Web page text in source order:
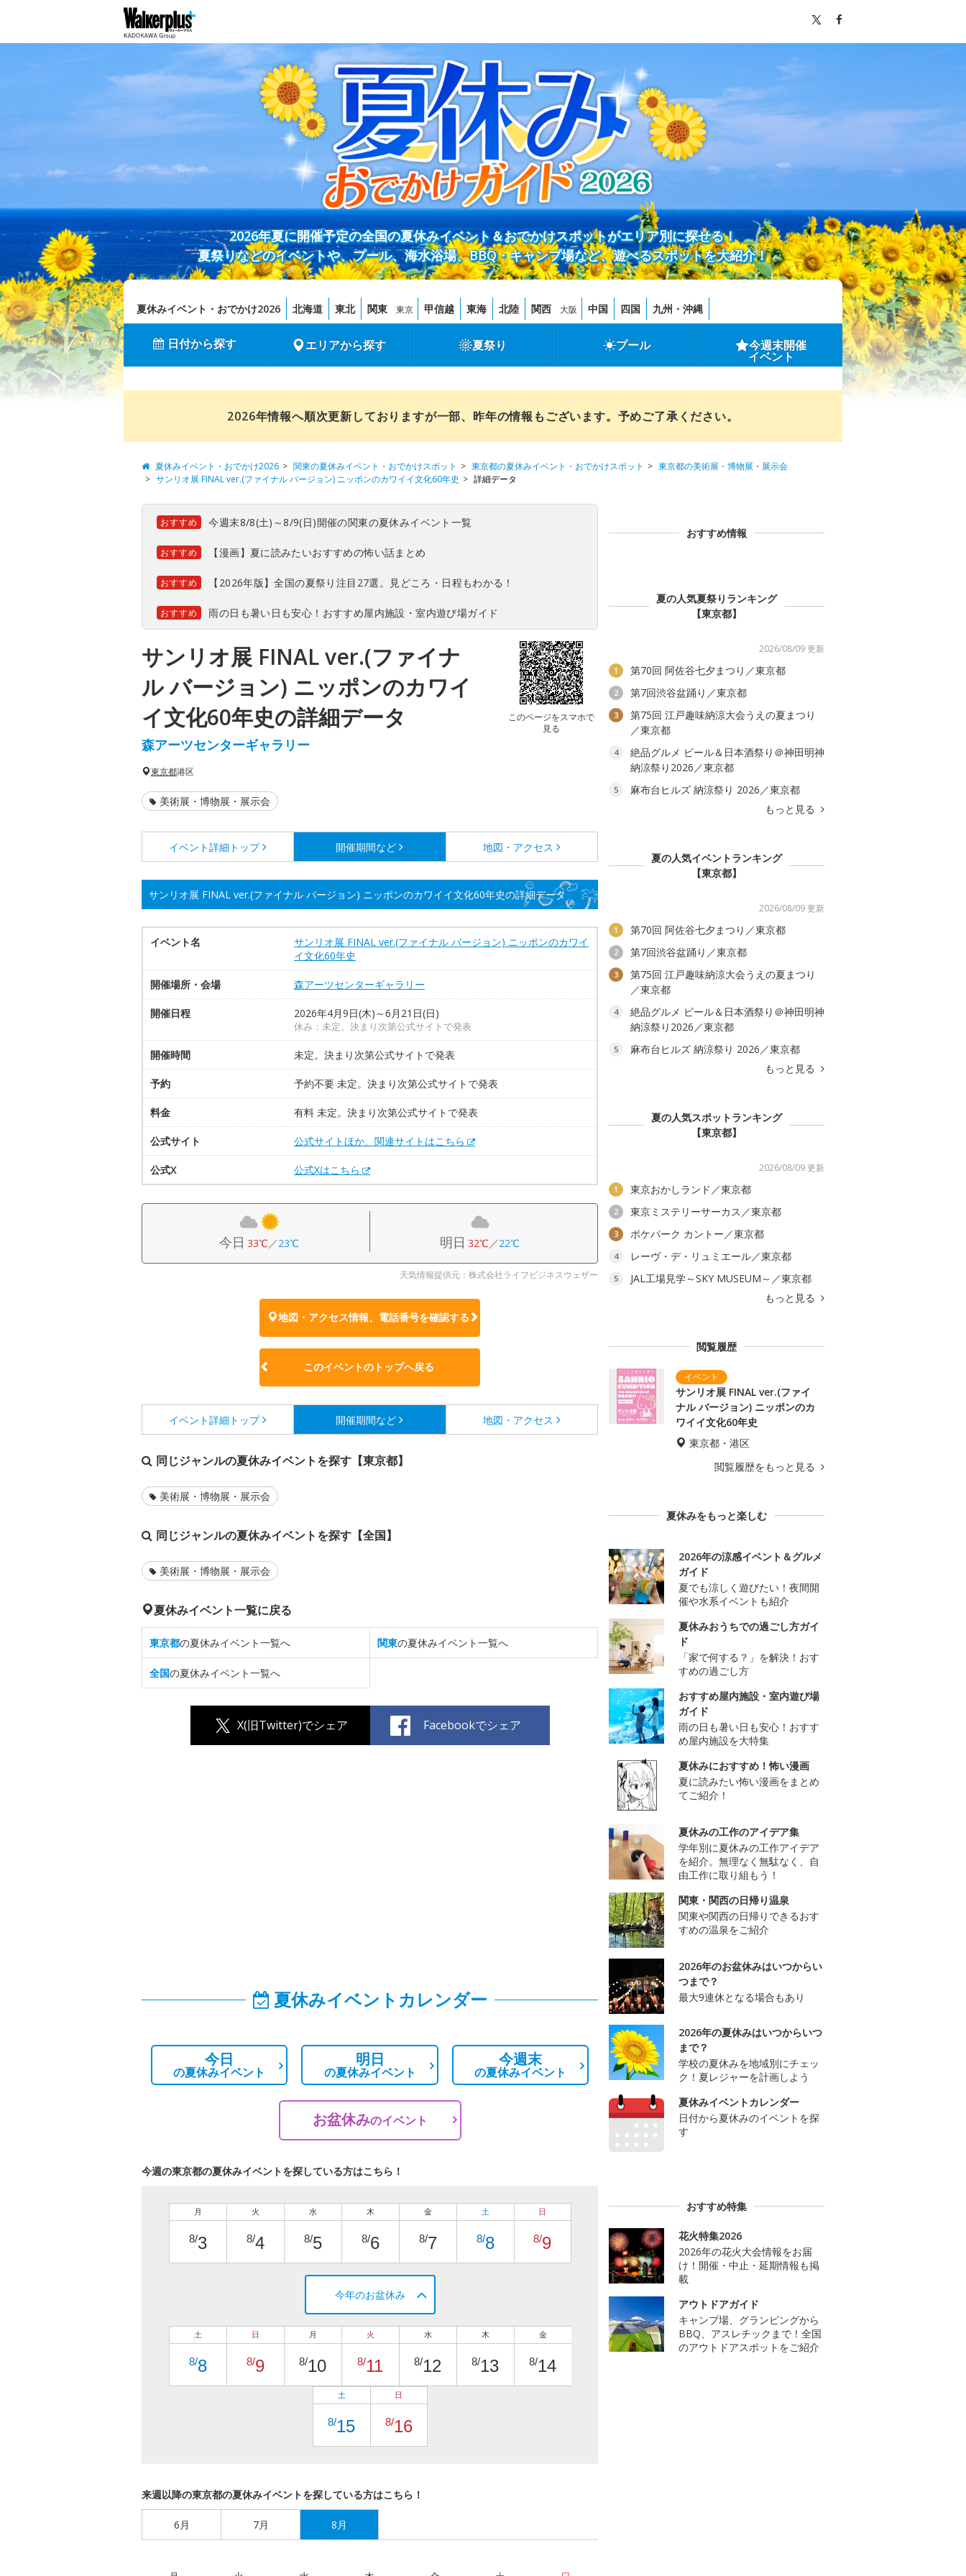
2026年夏に開催予定の全国の夏休みイベント＆おでかけスポットがエリア別に探せる！
夏祭りなどのイベントや、プール、海水浴場、BBQ・キャンプ場など、遊べるスポットを大紹介！
夏休みイベント・おでかけ2026 北海道 東北 関東 東京 甲信越 東海 北陸 関西 大阪 中国 四国 九州・沖縄
日付から探す エリアから探す 夏祭り プール 今週末開催
イベント
2026年情報へ順次更新しておりますが一部、昨年の情報もございます。予めご了承ください。
夏休みイベント・おでかけ2026 関東の夏休みイベント・おでかけスポット 東京都の夏休みイベント・おでかけスポット
東京都の美術展・博物展・展示会
サンリオ展 FINAL ver.(ファイナル バージョン) ニッポンのカワイイ文化60年史
詳細データ
おすすめ 今週末8/8(土)～8/9(日)開催の関東の夏休みイベント一覧
おすすめ 【漫画】夏に読みたいおすすめの怖い話まとめ
おすすめ 【2026年版】全国の夏祭り注目27選。見どころ・日程もわかる！
おすすめ 雨の日も暑い日も安心！おすすめ屋内施設・室内遊び場ガイド
サンリオ展 FINAL ver.(ファイナ
ル バージョン) ニッポンのカワイ
イ文化60年史の詳細データ
森アーツセンターギャラリー
このページをスマホで
見る
東京都港区
美術展・博物展・展示会
イベント詳細 トップ 開催期間など 地図・アクセス
サンリオ展 FINAL ver.(ファイナル バージョン) ニッポンのカワイイ文化60年史の詳細データ
イベント名
サンリオ展 FINAL ver.(ファイナル バージョン) ニッポンのカワイ
イ文化60年史
開催場所・会場 森アーツセンターギャラリー
開催日程 2026年4月9日(木)～6月21日(日)
休み：未定。決まり次第公式サイトで発表
開催時間 未定。決まり次第公式サイトで発表
予約 予約不要 未定。決まり次第公式サイトで発表
料金 有料 未定。決まり次第公式サイトで発表
公式サイト 公式サイトほか、関連サイトはこちら
公式X 公式Xはこちら
今日 33℃／23℃ 明日 32℃／22℃
天気情報提供元：株式会社ライフビジネスウェザー
地図・アクセス情報、電話番号を確認する
このイベントのトップへ戻る
イベント詳細 トップ 開催期間など 地図・アクセス
同じジャンルの夏休みイベントを探す【東京都】
美術展・博物展・展示会
同じジャンルの夏休みイベントを探す【全国】
美術展・博物展・展示会
夏休みイベント一覧に戻る
東京都の夏休みイベント一覧へ 関東の夏休みイベント一覧へ
全国の夏休みイベント一覧へ
X(旧Twitter)でシェア Facebookでシェア
夏休みイベントカレンダー
今日
の夏休みイベント
明日
の夏休みイベント
今週末
の夏休みイベント
お盆休みのイベント
今週の東京都の夏休みイベントを探している方はこちら！
月
8/3
火
8/4
水
8/5
木
8/6
金
8/7
土
8/8
日
8/9
今年のお盆休み
土
8/8
日
8/9
月
8/10
火
8/11
水
8/12
木
8/13
金
8/14
土
8/15
日
8/16
来週以降の東京都の夏休みイベントを探している方はこちら！
6月 7月 8月
おすすめ情報
夏の人気夏祭りランキング
【東京都】
2026/08/09 更新
1 第70回 阿佐谷七夕まつり／東京都
2 第7回渋谷盆踊り／東京都
3
第75回 江戸趣味納涼大会うえの夏まつり
／東京都
4
絶品グルメ ビール＆日本酒祭り＠神田明神
納涼祭り2026／東京都
5
麻布台ヒルズ 納涼祭り 2026／東京都
もっと見る
夏の人気イベントランキング
【東京都】
2026/08/09 更新
1 第70回 阿佐谷七夕まつり／東京都
2 第7回渋谷盆踊り／東京都
3
第75回 江戸趣味納涼大会うえの夏まつり
／東京都
4
絶品グルメ ビール＆日本酒祭り＠神田明神
納涼祭り2026／東京都
5
麻布台ヒルズ 納涼祭り 2026／東京都
もっと見る
夏の人気スポットランキング
【東京都】
2026/08/09 更新
1 東京おかしランド／東京都
2 東京ミステリーサーカス／東京都
3 ポケパーク カントー／東京都
4 レーヴ・デ・リュミエール／東京都
5
JAL工場見学～SKY MUSEUM～／東京都
もっと見る
閲覧履歴
サンリオ展 FINAL ver.(ファイ
ナル バージョン) ニッポンのカ
ワイイ文化60年史
東京都・港区
閲覧履歴をもっと見る
夏休みをもっと楽しむ
2026年の涼感イベント＆グルメ
ガイド
夏でも涼しく遊びたい！夜間開
催や水系イベントも紹介
夏休みおうちでの過ごし方ガイ
ド
「家で何する？」を解決！おす
すめの過ごし方
おすすめ屋内施設・室内遊び場
ガイド
雨の日も暑い日も安心！おすす
め屋内施設を大特集
夏休みにおすすめ！怖い漫画
夏に読みたい怖い漫画をまとめ
てご紹介！
夏休みの工作のアイデア集
学年別に夏休みの工作アイデア
を紹介。無理なく無駄なく、自
由工作に取り組もう！
関東・関西の日帰り温泉
関東や関西の日帰りできるおす
すめの温泉をご紹介
2026年のお盆休みはいつからい
つまで？
最大9連休となる場合もあり
2026年の夏休みはいつからいつ
まで？
学校の夏休みを地域別にチェッ
ク！夏レジャーを計画しよう
夏休みイベントカレンダー
日付から夏休みのイベントを探
す
おすすめ特集
花火特集2026
2026年の花火大会情報をお届
け！開催・中止・延期情報も掲
載
アウトドアガイド
キャンプ場、グランピングから
BBQ、アスレチックまで！全国
のアウトドアスポットをご紹介